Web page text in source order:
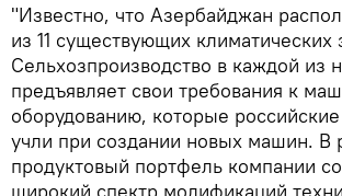
"Известно, что Азербайджан
из 11 существующих климатических
Сельхозпроизводство в каждой из
предъявляет свои требования к
оборудованию, которые
учли при создании новых машин. В
продуктовый портфель компании
широкий спектр модификаций